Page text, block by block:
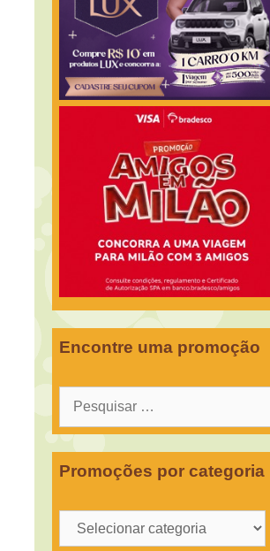
Encontre uma promoção
Pesquisar
Promoções por categoria
Promoções
por